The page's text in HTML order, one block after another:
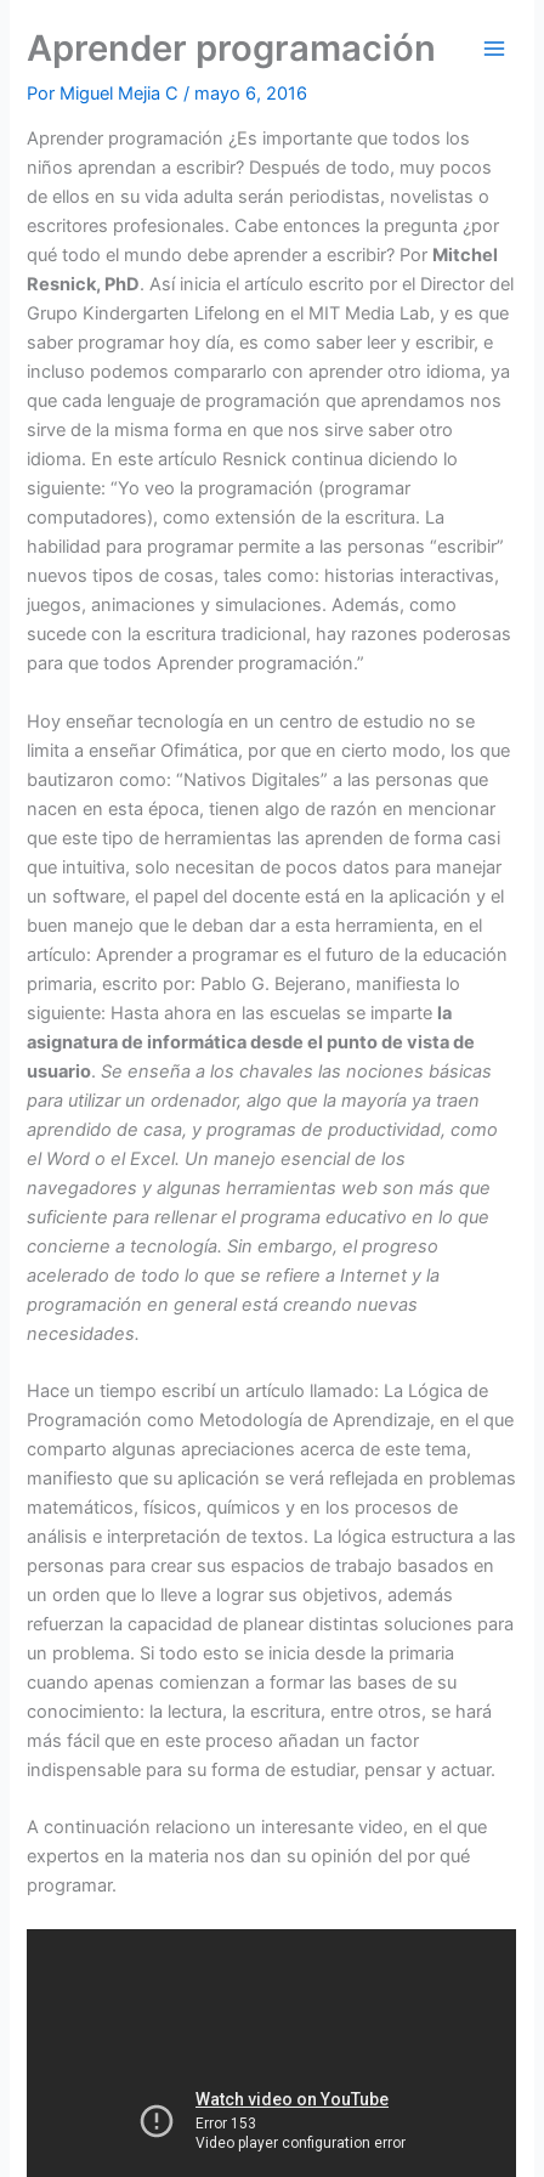
contenido
Aprender programación
Por Miguel Mejia C/ mayo 6, 2016
Aprender programación ¿Es importante que todos los
niños aprendan a escribir? Después de todo, muy pocos
de ellos en su vida adulta serán periodistas, novelistas o
escritores profesionales. Cabe entonces la pregunta ¿por
qué todo el mundo debe aprender a escribir? Por Mitchel
Resnick, PhD. Así inicia el artículo escrito por el Director del
Grupo Kindergarten Lifelong en el MIT Media Lab, y es que
saber programar hoy día, es como saber leer y escribir, e
incluso podemos compararlo con aprender otro idioma, ya
que cada lenguaje de programación que aprendamos nos
sirve de la misma forma en que nos sirve saber otro
idioma. En este artículo Resnick continua diciendo lo
siguiente: “Yo veo la programación (programar
computadores), como extensión de la escritura. La
habilidad para programar permite a las personas “escribir”
nuevos tipos de cosas, tales como: historias interactivas,
juegos, animaciones y simulaciones. Además, como
sucede con la escritura tradicional, hay razones poderosas
para que todos Aprender programación.”
Hoy enseñar tecnología en un centro de estudio no se
limita a enseñar Ofimática, por que en cierto modo, los que
bautizaron como: “Nativos Digitales” a las personas que
nacen en esta época, tienen algo de razón en mencionar
que este tipo de herramientas las aprenden de forma casi
que intuitiva, solo necesitan de pocos datos para manejar
un software, el papel del docente está en la aplicación y el
buen manejo que le deban dar a esta herramienta, en el
artículo: Aprender a programar es el futuro de la educación
primaria, escrito por: Pablo G. Bejerano, manifiesta lo
siguiente: Hasta ahora en las escuelas se imparte la
asignatura de informática desde el punto de vista de
usuario.Se enseña a los chavales las nociones básicas
para utilizar un ordenador, algo que la mayoría ya traen
aprendido de casa, y programas de productividad, como
el Word o el Excel. Un manejo esencial de los
navegadores y algunas herramientas web son más que
suficiente para rellenar el programa educativo en lo que
concierne a tecnología. Sin embargo, el progreso
acelerado de todo lo que se refiere a Internet y la
programación en general está creando nuevas
necesidades.
Hace un tiempo escribí un artículo llamado: La Lógica de
Programación como Metodología de Aprendizaje, en el que
comparto algunas apreciaciones acerca de este tema,
manifiesto que su aplicación se verá reflejada en problemas
matemáticos, físicos, químicos y en los procesos de
análisis e interpretación de textos. La lógica estructura a las
personas para crear sus espacios de trabajo basados en
un orden que lo lleve a lograr sus objetivos, además
refuerzan la capacidad de planear distintas soluciones para
un problema. Si todo esto se inicia desde la primaria
cuando apenas comienzan a formar las bases de su
conocimiento: la lectura, la escritura, entre otros, se hará
más fácil que en este proceso añadan un factor
indispensable para su forma de estudiar, pensar y actuar.
A continuación relaciono un interesante video, en el que
expertos en la materia nos dan su opinión del por qué
programar.